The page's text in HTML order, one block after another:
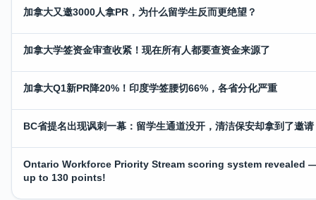
加拿大又邀3000人拿PR，为什么留学生反而更绝望？
加拿大学签资金审查收紧！现在所有人都要查资金来源了
加拿大Q1新PR降20%！印度学签腰切66%，各省分化严重
BC省提名出现讽刺一幕：留学生通道没开，清洁保安却拿到了邀请
Ontario Workforce Priority Stream scoring system revealed
up to 130 points!